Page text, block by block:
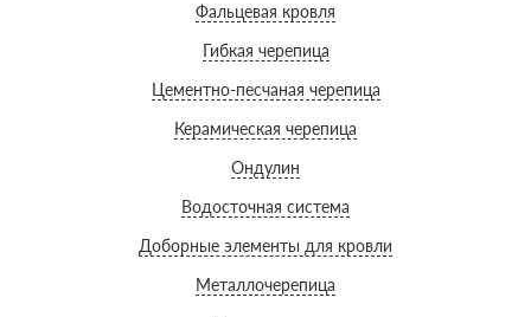
Фальцевая кровля
Гибкая черепица
Цементно-песчаная черепица
Керамическая черепица
Ондулин
Водосточная система
Доборные элементы для кровли
Металлочерепица